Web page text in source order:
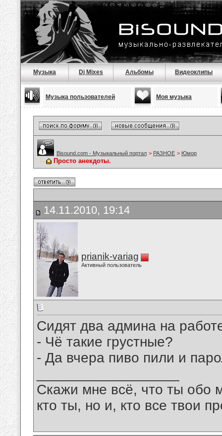
Музыка Dj Mixes Альбомы Видеоклипы
Музыка пользователей Моя музыка
Bisound.com - Музыкальный портал > РАЗНОЕ > Юмор
Просто анекдоты.
14.11.2010, 19:14
prianik-variag
Активный пользователь
Сидят два админа на
- Чё такие грустные?
- Да вчера пиво пили и
Скажи мне всё, что ты обо
кто ты, но и, кто все твои